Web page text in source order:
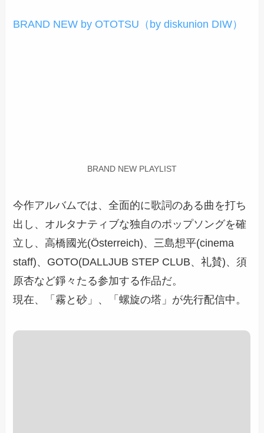
BRAND NEW by OTOTSU（by diskunion DIW）
BRAND NEW PLAYLIST
今作アルバムでは、全面的に歌詞のある曲を打ち
出し、オルタナティブな独自のポップソングを確
立し、高橋國光(Österreich)、三島想平(cinema
staff)、GOTO(DALLJUB STEP CLUB、礼賛)、須
原杏など錚々たる参加する作品だ。
現在、「霧と砂」、「螺旋の塔」が先行配信中。